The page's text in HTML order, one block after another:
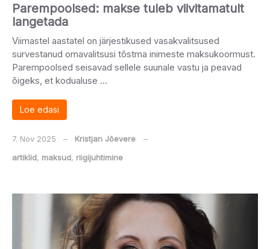
Parempoolsed: makse tuleb viivitamatult
langetada
Viimastel aastatel on järjestikused vasakvalitsused
survestanud omavalitsusi tõstma inimeste maksukoormust.
Parempoolsed seisavad sellele suunale vastu ja peavad
õigeks, et kodualuse …
Loe edasi
7. Nov 2025 ‒ Kristjan Jõevere
‒
artiklid, maksud, riigijuhtimine